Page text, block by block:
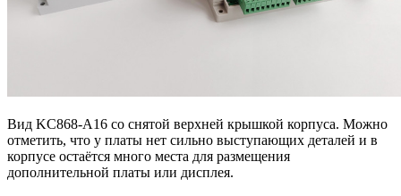
Вид KC868-A16 со снятой верхней крышкой корпуса. Можно
отметить, что у платы нет сильно выступающих деталей и в
корпусе остаётся много места для размещения
дополнительной платы или дисплея.